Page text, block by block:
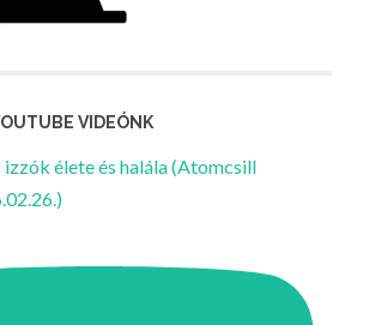
VIDEÓNK
élete és halála (Atomcsill